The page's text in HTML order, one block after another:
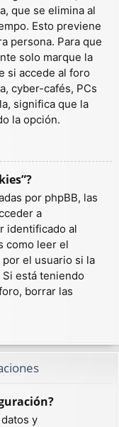
que se elimina al
Esto previene
persona. Para que
solo marque la
si accede al foro
cyber-cafés, PCs
significa que la
la opción.
por phpBB, las
a
identificado al
como leer el
el usuario si la
está teniendo
borrar las
y